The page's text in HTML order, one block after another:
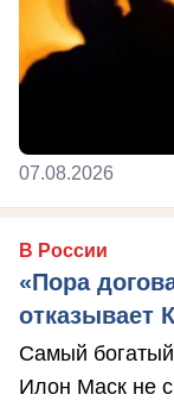
07.08.2026
В России
«Пора
отказывает
Самый
Илон Маск не